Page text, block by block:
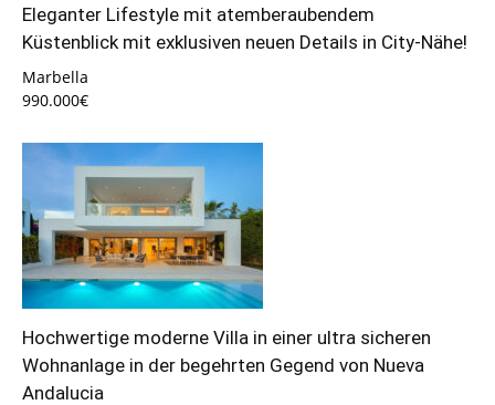
Eleganter Lifestyle mit atemberaubendem
Küstenblick mit exklusiven neuen Details in City-Nähe!
Marbella
990.000€
Hochwertige moderne Villa in einer ultra sicheren
Wohnanlage in der begehrten Gegend von Nueva
Andalucia